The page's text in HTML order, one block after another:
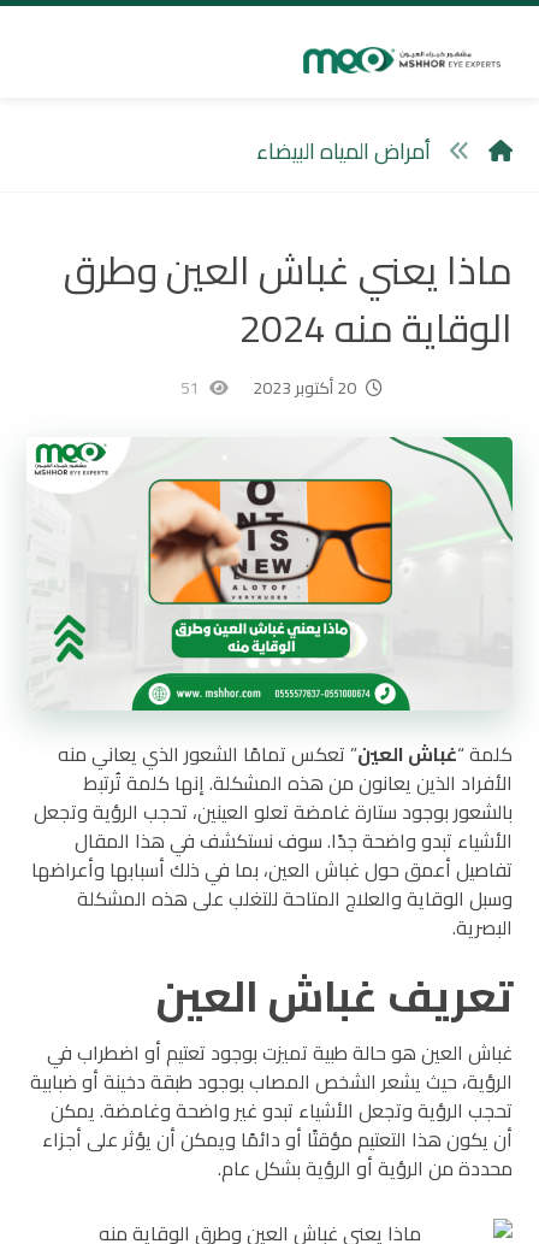
أمراض المياه البيضاء
ماذا يعني غباش العين وطرق
الوقاية منه 2024
20 أكتوبر 2023 51
كلمة “غباش العين” تعكس تمامًا الشعور الذي يعاني منه
الأفراد الذين يعانون من هذه المشكلة. إنها كلمة تُرتبط
بالشعور بوجود ستارة غامضة تعلو العينين، تحجب الرؤية وتجعل
الأشياء تبدو واضحة جدًا. سوف نستكشف في هذا المقال
تفاصيل أعمق حول غباش العين، بما في ذلك أسبابها وأعراضها
وسبل الوقاية والعلاج المتاحة للتغلب على هذه المشكلة
البصرية.
تعريف غباش العين
غباش العين هو حالة طبية تميزت بوجود تعتيم أو اضطراب في
الرؤية، حيث يشعر الشخص المصاب بوجود طبقة دخينة أو ضبابية
تحجب الرؤية وتجعل الأشياء تبدو غير واضحة وغامضة. يمكن
أن يكون هذا التعتيم مؤقتًا أو دائمًا ويمكن أن يؤثر على أجزاء
محددة من الرؤية أو الرؤية بشكل عام.